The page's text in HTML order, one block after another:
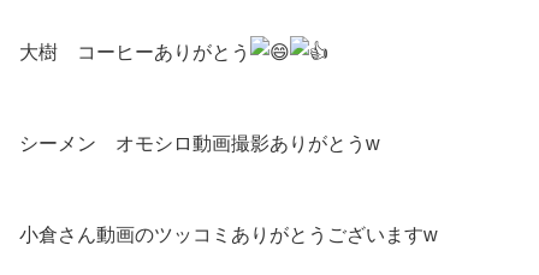
大樹 コーヒーありがとう
シーメン オモシロ動画撮影ありがとうw
小倉さん動画のツッコミありがとうございますw